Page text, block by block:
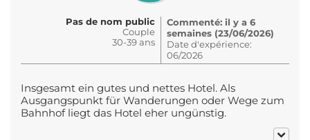
Pas de nom public
Couple
30-39 ans
Commenté: il y a 6
semaines (23/06/2026)
Date d'expérience:
06/2026
Insgesamt ein gutes und nettes Hotel. Als
Ausgangspunkt für Wanderungen oder Wege zum
Bahnhof liegt das Hotel eher ungünstig.